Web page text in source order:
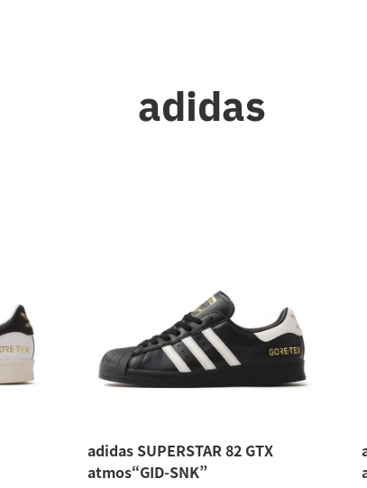
adidas
adidas SUPERSTAR 82 GTX
atmos“GID-SNK”